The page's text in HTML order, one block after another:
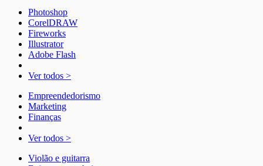
Photoshop
CorelDRAW
Fireworks
Illustrator
Adobe Flash
Ver todos >
Empreendedorismo
Marketing
Finanças
Ver todos >
Violão e guitarra